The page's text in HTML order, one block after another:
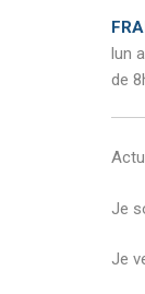
lun
de
Je
Je